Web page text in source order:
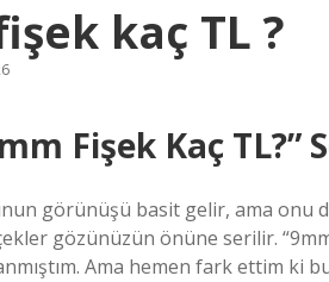
kaç TL ?
Fişek Kaç
görünüşü basit gelir, ama onu
gözünüzün önüne serilir. “
Ama hemen fark ettim ki